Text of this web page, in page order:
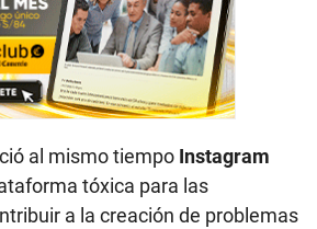
al mismo tiempo Instagram
tóxica para las
a la creación de problemas